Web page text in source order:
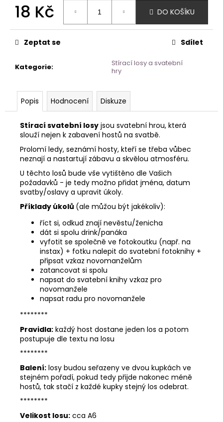
18 Kč DO KOŠÍKU
Kategorie:
Stírací losy a svatební
hry
Zeptat se Sdílet
Popis Hodnocení Diskuze
Stírací svatební losy jsou svatební hrou, která
slouží nejen k zabavení hostů na svatbě.
Prolomí ledy, seznámí hosty, kteří se třeba vůbec
neznají a nastartují zábavu a skvělou atmosféru.
U těchto losů bude vše vytištěno dle Vašich
požadavků - je tedy možno přidat jména, datum
svatby/oslavy a upravit úkoly.
Příklady úkolů (ale můžou být jakékoliv):
říct si, odkud znají nevěstu/ženicha
dát si spolu drink/panáka
vyfotit se společně ve fotokoutku (např. na
instax) + fotku nalepit do svatební fotoknihy +
připsat vzkaz novomanželům
zatancovat si spolu
napsat do svatební knihy vzkaz pro
novomanžele
napsat radu pro novomanžele
********
Pravidla: každý host dostane jeden los a potom
postupuje dle textu na losu
********
Balení: losy budou seřazeny ve dvou kupkách ve
stejném pořadí, pokud tedy přijde nakonec méně
hostů, tak stačí z každé kupky stejný los odebrat.
********
Velikost losu: cca A6